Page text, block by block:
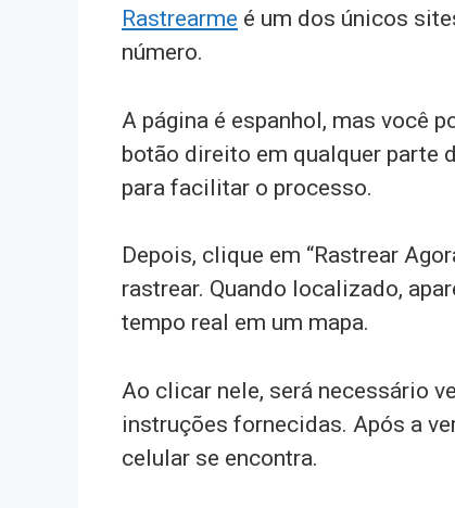
Rastrearme é um dos únicos
número.
A página é espanhol, mas você
botão direito em qualquer parte
para facilitar o processo.
Depois, clique em “Rastrear
rastrear. Quando localizado,
tempo real em um mapa.
Ao clicar nele, será necessário
instruções fornecidas. Após a
celular se encontra.